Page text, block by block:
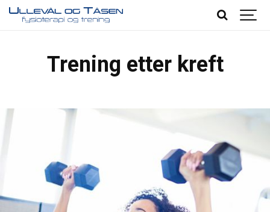
Trening etter kreft